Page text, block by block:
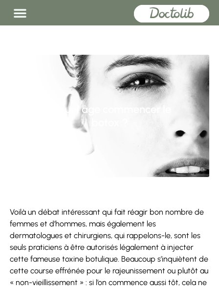
A quel âge commencer le
Voilà un débat intéressant qui fait réagir bon nombre de
femmes et d’hommes, mais également les
dermatologues et chirurgiens, qui rappelons-le, sont les
seuls praticiens à être autorisés légalement à injecter
cette fameuse toxine botulique. Beaucoup s’inquiètent de
cette course effrénée pour le rajeunissement ou plutôt au
« non-vieillissement » : si l’on commence aussi tôt, cela ne